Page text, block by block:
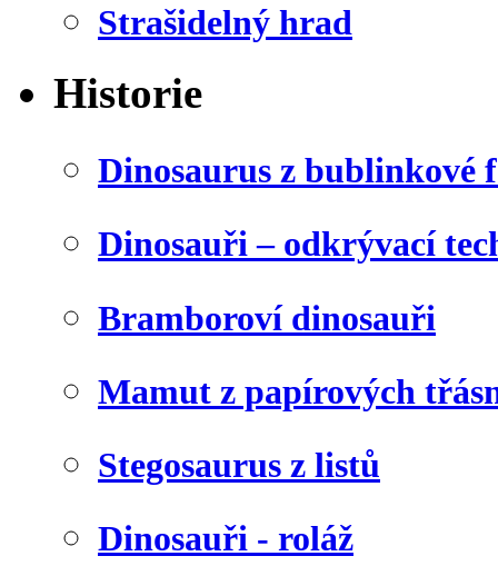
Strašidelný hrad
Historie
Dinosaurus z bublinkové
Dinosauři – odkrývací
Bramboroví dinosauři
Mamut z papírových
Stegosaurus z listů
Dinosauři - roláž